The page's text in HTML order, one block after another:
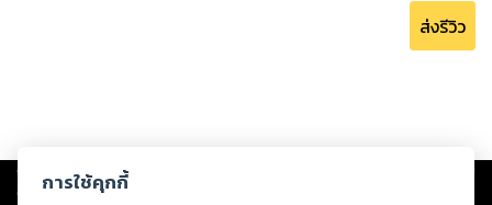
ส่งรีวิว
Copyright © 2026
ต่อผลงานหรือเนื้อหาใดที่อัปโหลดผ่านเว็บไซต์และปรากฏว่าละเมิดสิทธิใน
การใช้คุกกี้